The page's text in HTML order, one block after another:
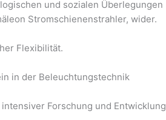
und sozialen Überlegungen
Stromschienenstrahler, wider.
Flexibilität.
in der Beleuchtungstechnik
Forschung und Entwicklung